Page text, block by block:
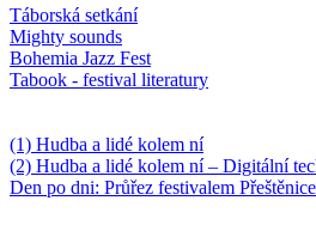
Táborská setkání
Mighty sounds
Bohemia Jazz Fest
Tabook - festival literatury
(1) Hudba a lidé kolem ní
(2) Hudba a lidé kolem ní – Digitální
Den po dni: Průřez festivalem